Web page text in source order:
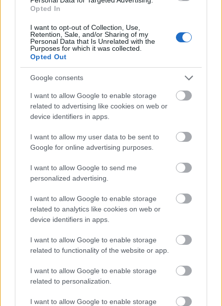
Opted In
I want to opt-out of Collection, Use,
Retention, Sale, and/or Sharing of my
Personal Data that Is Unrelated with the
Purposes for which it was collected.
Opted Out
Google consents
I want to allow Google to enable storage
related to advertising like cookies on web or
device identifiers in apps.
I want to allow my user data to be sent to
Google for online advertising purposes.
I want to allow Google to send me
personalized advertising.
I want to allow Google to enable storage
related to analytics like cookies on web or
device identifiers in apps.
I want to allow Google to enable storage
related to functionality of the website or app.
I want to allow Google to enable storage
related to personalization.
I want to allow Google to enable storage
Masstarterna på skidor har för många haft just
Men det finns en stor skillnad: Cykel på
proffsnivå är ingen individuell idrott. Det är en
lagidrott där man delar prispengar och kör för
varandra med mycket uppgjorda roller i sitt lag.
Det blir som om Mathias Fredriksson rycker
ifrån fältet och både Anders Södergren, Johan
Olsson och Marcus Hellner bromsar klungan
där bakom.
Istället kan du riskera att se just dessa tre i täten
på klungan för att åka in Mathias. För det spelar
ingen roll för dom om segraren heter Mathias
Fredriksson, Axel Teichmann eller Petter
Northug.
Det är skillnaden på en skidtävling och
förebilden cykel.
PS! När det är en lagsport som i cykel får du
också det taktiska snacket som gör att folk
dom? Vem ska köra in den här gruppen, osv…
Om längdåkningen hade samma regler, ville
tävlingarna sett annorlunda ut också där.